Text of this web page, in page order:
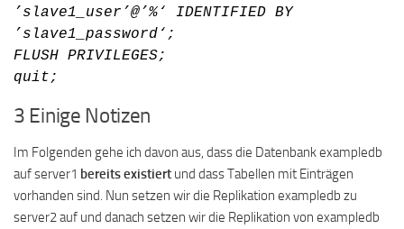
’slave1_user’@’%‘ IDENTIFIED BY
’slave1_password‘;
FLUSH PRIVILEGES;
quit;
3 Einige Notizen
Im Folgenden gehe ich davon aus, dass die Datenbank exampledb
auf server1 bereits existiert und dass Tabellen mit Einträgen
vorhanden sind. Nun setzen wir die Replikation exampledb zu
server2 auf und danach setzen wir die Replikation von exampledb